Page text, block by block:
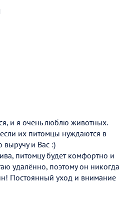
и я очень люблю животных.
их питомцы нуждаются в
выручу и Вас :)
питомцу будет комфортно и
удалённо, поэтому он никогда
Постоянный уход и внимание